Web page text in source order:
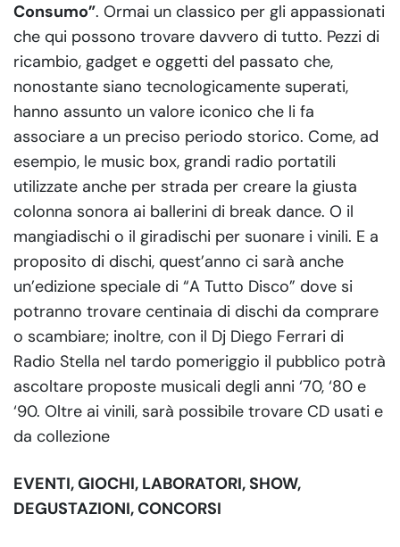
Consumo”. Ormai un classico per gli appassionati
che qui possono trovare davvero di tutto. Pezzi di
ricambio, gadget e oggetti del passato che,
nonostante siano tecnologicamente superati,
hanno assunto un valore iconico che li fa
associare a un preciso periodo storico. Come, ad
esempio, le music box, grandi radio portatili
utilizzate anche per strada per creare la giusta
colonna sonora ai ballerini di break dance. O il
mangiadischi o il giradischi per suonare i vinili. E a
proposito di dischi, quest’anno ci sarà anche
un’edizione speciale di “A Tutto Disco” dove si
potranno trovare centinaia di dischi da comprare
o scambiare; inoltre, con il Dj Diego Ferrari di
Radio Stella nel tardo pomeriggio il pubblico potrà
ascoltare proposte musicali degli anni ‘70, ‘80 e
‘90. Oltre ai vinili, sarà possibile trovare CD usati e
da collezione
EVENTI, GIOCHI, LABORATORI, SHOW,
DEGUSTAZIONI, CONCORSI